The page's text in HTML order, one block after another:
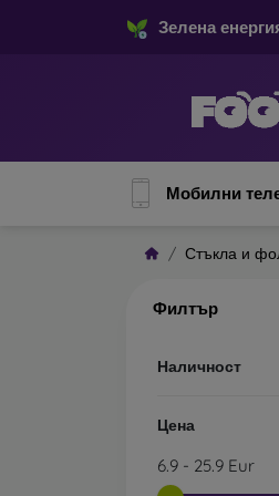
Зелена
Мобилни
Стъкла и
Филтър
Наличност
Цена
6.9 - 25.9 Eur